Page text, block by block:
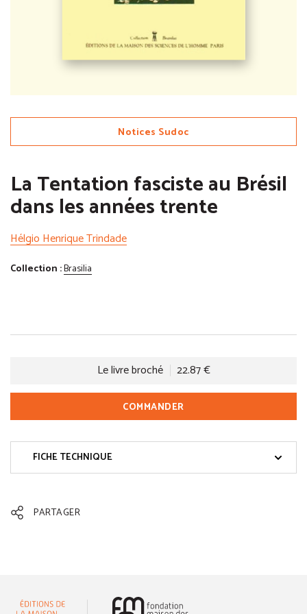
Notices Sudoc
La Tentation fasciste au Brésil
dans les années trente
Hélgio Henrique Trindade
Collection :Brasilia
Le livre broché 22.87 €
COMMANDER
FICHE TECHNIQUE
PARTAGER